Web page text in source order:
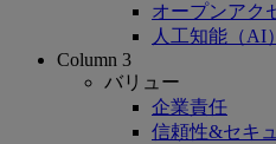
オープンアク
人工知能（AI）
Column 3
バリュー
企業責任
信頼性&セキ